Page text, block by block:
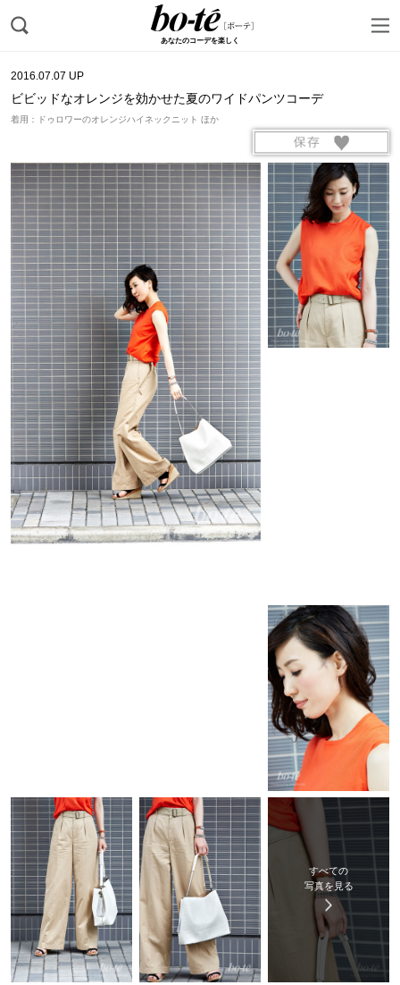
あなたのコーデを楽しく
2016.07.07 UP
ビビッドなオレンジを効かせた夏のワイドパンツコーデ
着用：ドゥロワーのオレンジハイネックニット ほか
すべての
写真を見る